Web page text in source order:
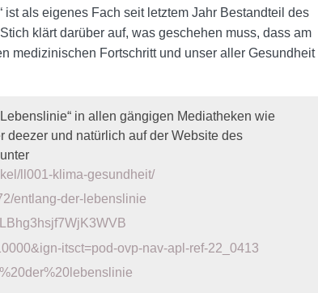
ist als eigenes Fach seit letztem Jahr Bestandteil des
klärt darüber auf, was geschehen muss, dass am
medizinischen Fortschritt und unser aller Gesundheit
in allen gängigen Mediatheken wie
deezer und natürlich auf der Website des
ll001-klima-gesundheit/
entlang-der-lebenslinie
itsct=pod-ovp-nav-apl-ref-22_0413